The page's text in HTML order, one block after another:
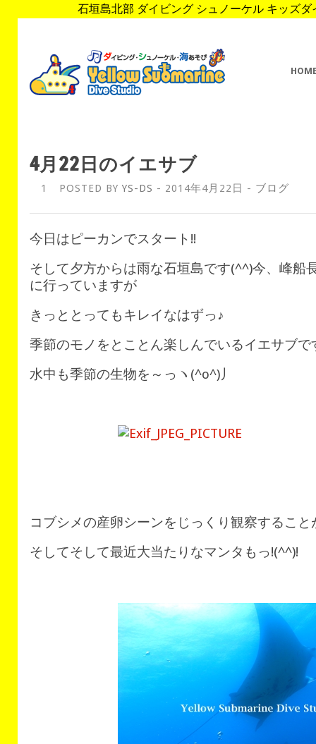
石垣島北部 ダイビング シュノーケル キッズ
4月22日のイエサブ
1 POSTED BY YS-DS - 2014年4月22日 - ブログ
今日はピーカンでスタート!!
そして夕方からは雨な石垣島です(^^)今、峰船
に行っていますが
きっととってもキレイなはずっ♪
季節のモノをとことん楽しんでいるイエサブ
水中も季節の生物を～っヽ(^o^)丿
コブシメの産卵シーンをじっくり観察すること
そしてそして最近大当たりなマンタもっ!(^^)!